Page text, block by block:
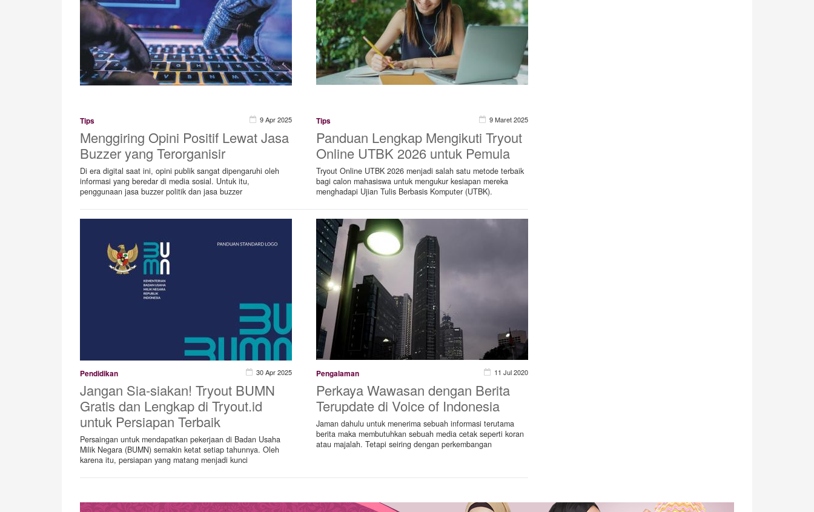
Tips 9 Apr 2025
Menggiring Opini Positif Lewat Jasa
Buzzer yang Terorganisir
Di era digital saat ini, opini publik sangat dipengaruhi oleh
informasi yang beredar di media sosial. Untuk itu,
penggunaan jasa buzzer politik dan jasa buzzer
Tips 9 Maret 2025
Panduan Lengkap Mengikuti Tryout
Online UTBK 2026 untuk Pemula
Tryout Online UTBK 2026 menjadi salah satu metode terbaik
bagi calon mahasiswa untuk mengukur kesiapan mereka
menghadapi Ujian Tulis Berbasis Komputer (UTBK).
Pendidikan 30 Apr 2025
Jangan Sia-siakan! Tryout BUMN
Gratis dan Lengkap di Tryout.id
untuk Persiapan Terbaik
Persaingan untuk mendapatkan pekerjaan di Badan Usaha
Milik Negara (BUMN) semakin ketat setiap tahunnya. Oleh
karena itu, persiapan yang matang menjadi kunci
Pengalaman 11 Jul 2020
Perkaya Wawasan dengan Berita
Terupdate di Voice of Indonesia
Jaman dahulu untuk menerima sebuah informasi terutama
berita maka membutuhkan sebuah media cetak seperti koran
atau majalah. Tetapi seiring dengan perkembangan